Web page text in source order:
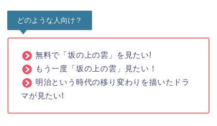
どのような人向け？
無料で「坂の上の雲」を見たい!
もう一度「坂の上の雲」見たい！
明治という時代の移り変わりを描いたドラ
マが見たい!